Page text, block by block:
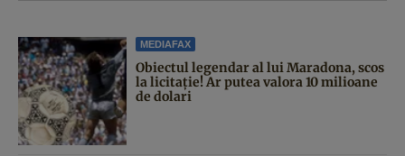
MEDIAFAX
Obiectul legendar al lui Maradona, scos
la licitație! Ar putea valora 10 milioane
de dolari